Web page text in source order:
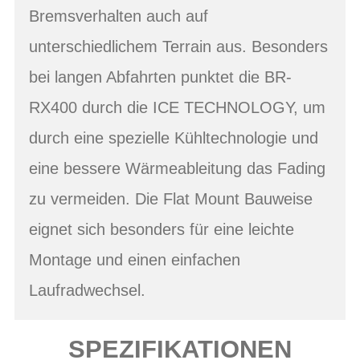
Bremsverhalten auch auf
unterschiedlichem Terrain aus. Besonders
bei langen Abfahrten punktet die BR-
RX400 durch die ICE TECHNOLOGY, um
durch eine spezielle Kühltechnologie und
eine bessere Wärmeableitung das Fading
zu vermeiden. Die Flat Mount Bauweise
eignet sich besonders für eine leichte
Montage und einen einfachen
Laufradwechsel.
SPEZIFIKATIONEN